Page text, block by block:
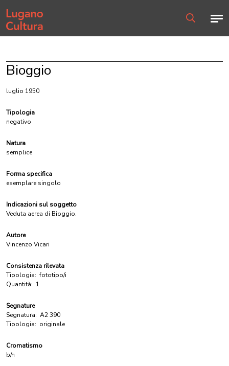
Home page
Bioggio
luglio 1950
Tipologia
negativo
Natura
semplice
Forma specifica
esemplare singolo
Indicazioni sul soggetto
Veduta aerea di Bioggio.
Autore
Vincenzo Vicari
Consistenza rilevata
Tipologia: fototipo/i
Quantità: 1
Segnature
Segnatura: A2 390
Tipologia: originale
Cromatismo
b/n